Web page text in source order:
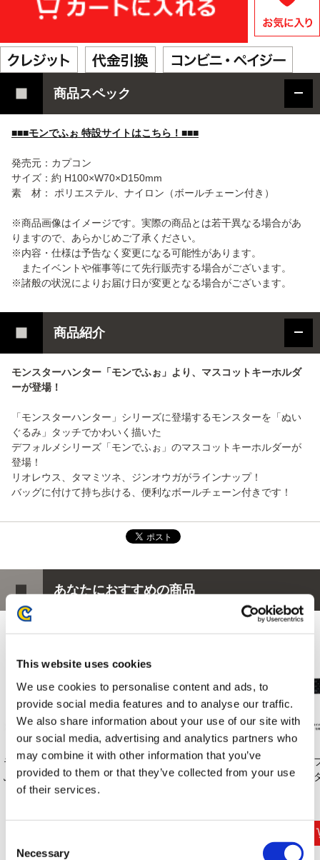
This website uses cookies
We use cookies to personalise content and ads, to
provide social media features and to analyse our traffic.
We also share information about your use of our site with
our social media, advertising and analytics partners who
may combine it with other information that you’ve
provided to them or that they’ve collected from your use
of their services.
Selection
Necessary
商品スペック
■■■モンでふぉ 特設サイトはこちら！■■■
発売元：カプコン
サイズ：約 H100×W70×D150mm
素 材： ポリエステル、ナイロン（ボールチェーン付き）
※商品画像はイメージです。実際の商品とは若干異なる場合があ
りますので、あらかじめご了承ください。
※内容・仕様は予告なく変更になる可能性があります。
またイベントや催事等にて先行販売する場合がございます。
※諸般の状況によりお届け日が変更となる場合がございます。
商品紹介
モンスターハンター「モンでふぉ」より、マスコットキーホルダ
ーが登場！
「モンスターハンター」シリーズに登場するモンスターを「ぬい
ぐるみ」タッチでかわいく描いた
デフォルメシリーズ「モンでふぉ」のマスコットキーホルダーが
登場！
リオレウス、タマミツネ、ジンオウガがラインナップ！
バッグに付けて持ち歩ける、便利なボールチェーン付きです！
あなたにおすすめの商品
モンスターハンター
ふわたまぬいぐる...
カプコンフィギュア
ビルダー フィンガ...
CAPCOM×B-SIDE
LABELステッカー